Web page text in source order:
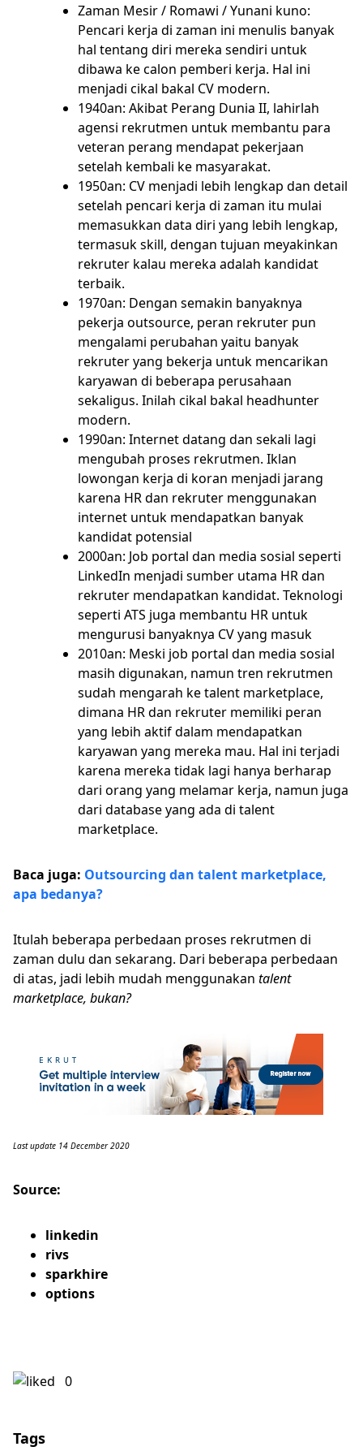
Zaman Mesir / Romawi / Yunani kuno:
Pencari kerja di zaman ini menulis banyak
hal tentang diri mereka sendiri untuk
dibawa ke calon pemberi kerja. Hal ini
menjadi cikal bakal CV modern.
1940an: Akibat Perang Dunia II, lahirlah
agensi rekrutmen untuk membantu para
veteran perang mendapat pekerjaan
setelah kembali ke masyarakat.
1950an: CV menjadi lebih lengkap dan detail
setelah pencari kerja di zaman itu mulai
memasukkan data diri yang lebih lengkap,
termasuk skill, dengan tujuan meyakinkan
rekruter kalau mereka adalah kandidat
terbaik.
1970an: Dengan semakin banyaknya
pekerja outsource, peran rekruter pun
mengalami perubahan yaitu banyak
rekruter yang bekerja untuk mencarikan
karyawan di beberapa perusahaan
sekaligus. Inilah cikal bakal headhunter
modern.
1990an: Internet datang dan sekali lagi
mengubah proses rekrutmen. Iklan
lowongan kerja di koran menjadi jarang
karena HR dan rekruter menggunakan
internet untuk mendapatkan banyak
kandidat potensial
2000an: Job portal dan media sosial seperti
LinkedIn menjadi sumber utama HR dan
rekruter mendapatkan kandidat. Teknologi
seperti ATS juga membantu HR untuk
mengurusi banyaknya CV yang masuk
2010an: Meski job portal dan media sosial
masih digunakan, namun tren rekrutmen
sudah mengarah ke talent marketplace,
dimana HR dan rekruter memiliki peran
yang lebih aktif dalam mendapatkan
karyawan yang mereka mau. Hal ini terjadi
karena mereka tidak lagi hanya berharap
dari orang yang melamar kerja, namun juga
dari database yang ada di talent
marketplace.
Baca juga: Outsourcing dan talent marketplace,
apa bedanya?
Itulah beberapa perbedaan proses rekrutmen di
zaman dulu dan sekarang. Dari beberapa perbedaan
di atas, jadi lebih mudah menggunakan talent
marketplace, bukan?
Last update 14 December 2020
Source:
linkedin
rivs
sparkhire
options
0
Tags